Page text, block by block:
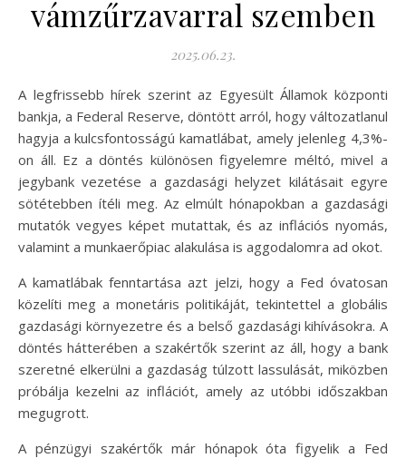
vámzűrzavarral szemben
2025.06.23.
A legfrissebb hírek szerint az Egyesült Államok központi
bankja, a Federal Reserve, döntött arról, hogy változatlanul
hagyja a kulcsfontosságú kamatlábat, amely jelenleg 4,3%-
on áll. Ez a döntés különösen figyelemre méltó, mivel a
jegybank vezetése a gazdasági helyzet kilátásait egyre
sötétebben ítéli meg. Az elmúlt hónapokban a gazdasági
mutatók vegyes képet mutattak, és az inflációs nyomás,
valamint a munkaerőpiac alakulása is aggodalomra ad okot.
A kamatlábak fenntartása azt jelzi, hogy a Fed óvatosan
közelíti meg a monetáris politikáját, tekintettel a globális
gazdasági környezetre és a belső gazdasági kihívásokra. A
döntés hátterében a szakértők szerint az áll, hogy a bank
szeretné elkerülni a gazdaság túlzott lassulását, miközben
próbálja kezelni az inflációt, amely az utóbbi időszakban
megugrott.
A pénzügyi szakértők már hónapok óta figyelik a Fed